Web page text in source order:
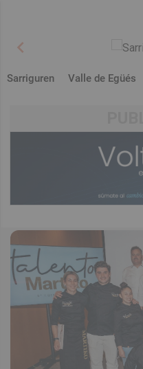
chevron_left
Sarriguren Valle de Egüés